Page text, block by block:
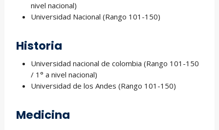
nivel nacional)
Universidad Nacional (Rango 101-150)
Historia
Universidad nacional de colombia (Rango 101-150
/ 1° a nivel nacional)
Universidad de los Andes (Rango 101-150)
Medicina